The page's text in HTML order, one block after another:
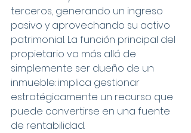
terceros, generando un ingreso
pasivo y aprovechando su activo
patrimonial. La función principal del
propietario va más allá de
simplemente ser dueño de un
inmueble: implica gestionar
estratégicamente un recurso que
puede convertirse en una fuente
de rentabilidad.